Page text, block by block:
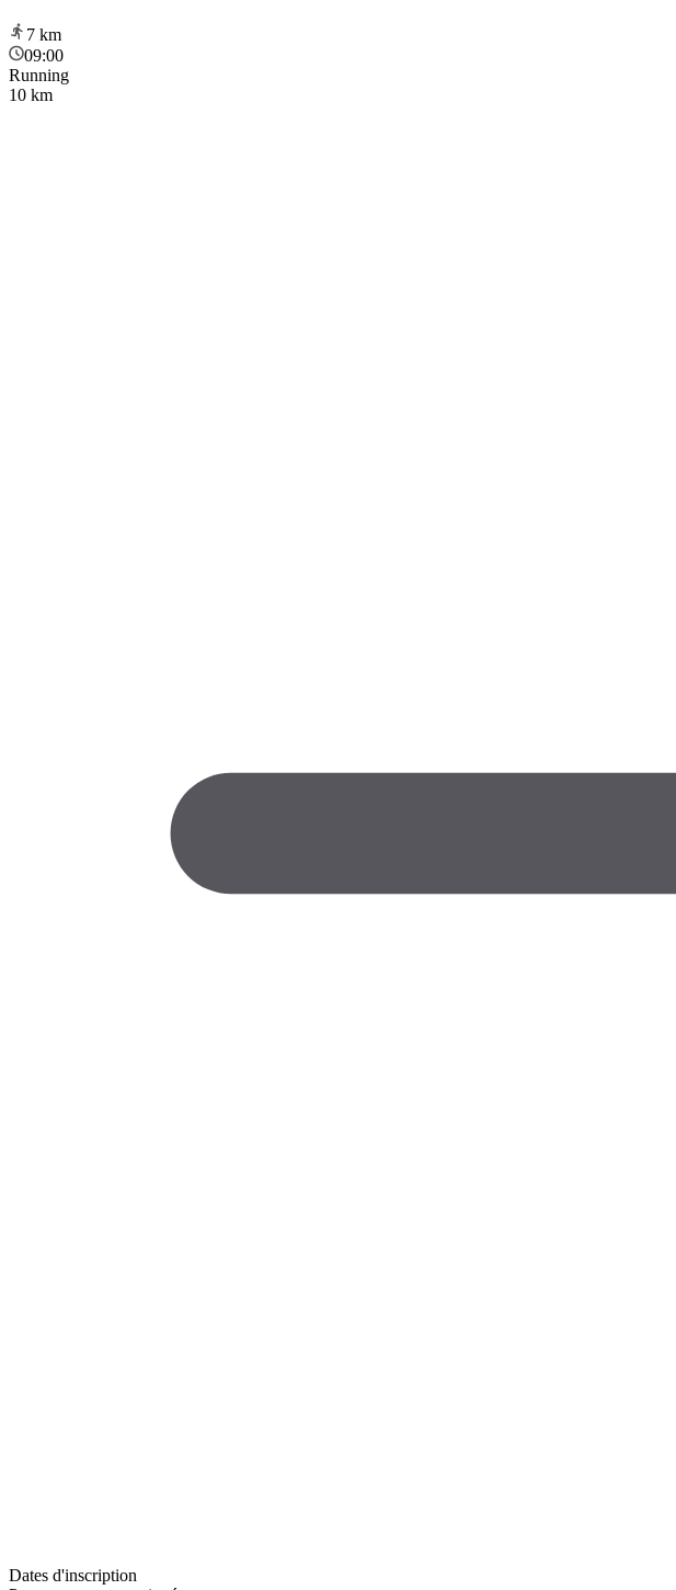
7 km
09:00
Running
10 km
Dates d'inscription